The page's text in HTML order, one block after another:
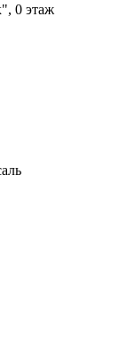
0 этаж